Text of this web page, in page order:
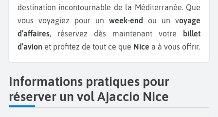
destination incontournable de la Méditerranée. Que
vous voyagiez pour un week-end ou un voyage
d’affaires, réservez dès maintenant votre
billet
d’avion et profitez de tout ce que Nice a à vous offrir.
Informations pratiques pour
réserver un vol Ajaccio Nice